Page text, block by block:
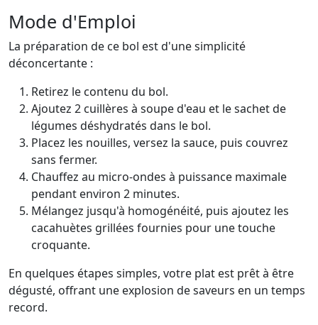
Mode d'Emploi
La préparation de ce bol est d'une simplicité
déconcertante :
Retirez le contenu du bol.
Ajoutez 2 cuillères à soupe d'eau et le sachet de
légumes déshydratés dans le bol.
Placez les nouilles, versez la sauce, puis couvrez
sans fermer.
Chauffez au micro-ondes à puissance maximale
pendant environ 2 minutes.
Mélangez jusqu'à homogénéité, puis ajoutez les
cacahuètes grillées fournies pour une touche
croquante.
En quelques étapes simples, votre plat est prêt à être
dégusté, offrant une explosion de saveurs en un temps
record.